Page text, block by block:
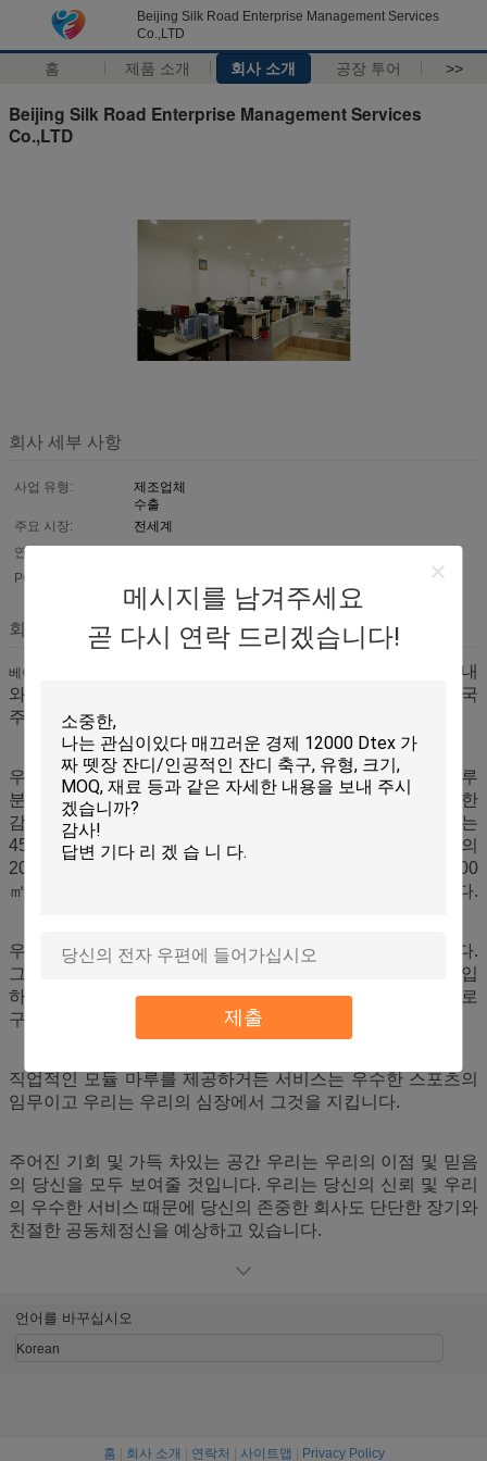
Beijing Silk Road Enterprise Management Services
Co.,LTD
홈 제품 소개 회사 소개 공장 투어 >>
Beijing Silk Road Enterprise Management Services
Co.,LTD
회사 세부 사항
사업 유형:
제조업체
수출
주요 시장:
전세계
연간 매출:
PC를 내보내기:
회사 설명
베이징 실크 로드 기업 관리 서비스 Co., 주식 회사
(우수한 스포츠)는 실내
와 옥외 운동 법원, 유치원을 위한 독점적인 모듈 마루의 중국
주요한 제조자입니다.
우수한 스포츠에는 제조에서 임명에 스포츠 그리고 휴양 마루
분야에 있는 7 년 이상 경험이 있습니다. 사용자에게서 중대한
감사 및 긍정적인 조언을 가진 우리의 우수한 제품을 수입하는
45의 군 상공에 전 세계에서. 스포츠 법원의 이상의 유치원의
200,000 ㎡는 중국에 있는 우리의 직업적인 매트로와 350,000
㎡ 지금까지 적용되고 주로 독점적인 유치원 또는 학교입니다.
우수한 스포츠의 사업 범위는 마루 제품을 맞물리고 있습니다.
그리고 우리는 독점적인 유치원 법원을 개발하기 위하여 투입
하고 프로 스포츠는 유럽, 아시아, 미국 및 중동 시장에서 주로
구혼합니다.
직업적인 모듈 마루를 제공하거든 서비스는 우수한 스포츠의
임무이고 우리는 우리의 심장에서 그것을 지킵니다.
주어진 기회 및 가득 차있는 공간 우리는 우리의 이점 및 믿음
의 당신을 모두 보여줄 것입니다. 우리는 당신의 신뢰 및 우리
의 우수한 서비스 때문에 당신의 존중한 회사도 단단한 장기와
친절한 공동체정신을 예상하고 있습니다.
언어를 바꾸십시오
Korean
메시지를 남겨주세요
곧 다시 연락 드리겠습니다!
제출
홈 회사 소개 연락처 사이트맵 Privacy Policy